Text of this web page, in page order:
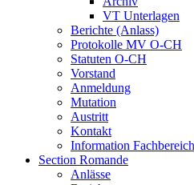
VT Unterlagen
Berichte (Anlass)
Protokolle MV O-CH
Statuten O-CH
Vorstand
Anmeldung
Mutation
Austritt
Kontakt
Information Fachbereich
Section Romande
Anlässe